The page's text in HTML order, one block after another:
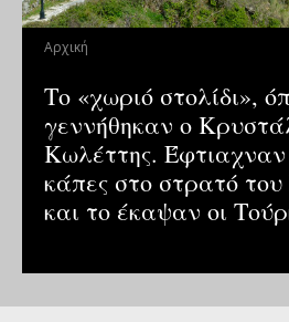
Αρχική
Το «χωριό στολίδι»,
γεννήθηκαν ο
Κωλέττης. Έφτιαχναν
κάπες στο στρατό
και το έκαψαν οι